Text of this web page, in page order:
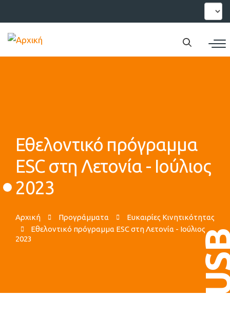
προς
το
Select
Εθελοντικό πρόγραμμα
ESC στη Λετονία - Ιούλιος
2023
Αρχική Προγράμματα
Ευκαιρίες Κινητικότητας
Εθελοντικό πρόγραμμα ESC στη Λετονία - Ιούλιος
2023